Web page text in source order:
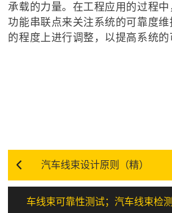
承载的力量。在工程应用的过程
功能串联点来关注系统的可靠度
的程度上进行调整，以提高系统的
汽车线束设计原则（精）
车线束可靠性测试；汽车线束检